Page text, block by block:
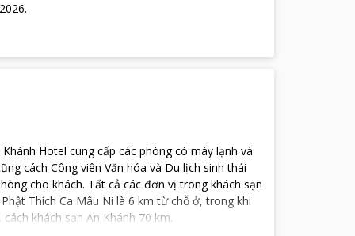
.
Hotel cung cấp các phòng có máy lạnh và
cách Công viên Văn hóa và Du lịch sinh thái
cho khách. Tất cả các đơn vị trong khách sạn
Thích Ca Mâu Ni là 6 km từ chỗ ở, trong khi
khách sạn An Khánh 70 km.